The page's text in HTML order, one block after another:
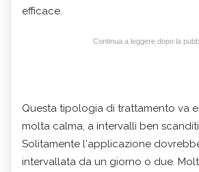
efficace.
Continua a leggere dopo la
Questa tipologia di trattamento va
molta calma, a intervalli ben
Solitamente l'applicazione
intervallata da un giorno o due.